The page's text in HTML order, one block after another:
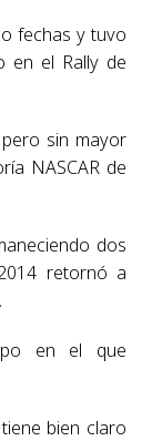
fechas y tuvo
en el Rally de
sin mayor
NASCAR de
dos
retornó a
en el que
bien claro